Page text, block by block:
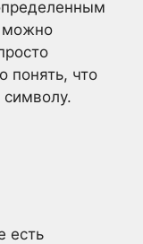
можно
понять, что
символу.
есть